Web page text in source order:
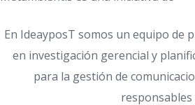
En IdeayposT somos un equipo de
en investigación gerencial y
para la gestión de
responsables